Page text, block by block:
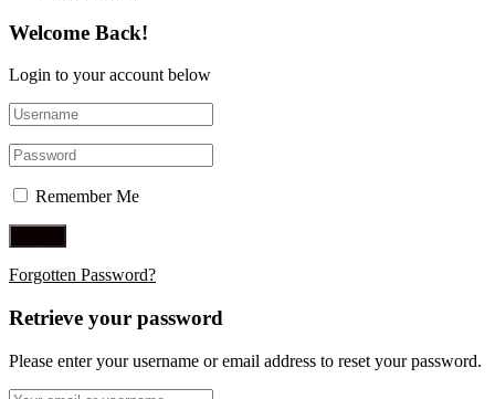
Welcome Back!
Login to your account below
Remember Me
Forgotten Password?
Retrieve your password
Please enter your username or email address to reset your password.